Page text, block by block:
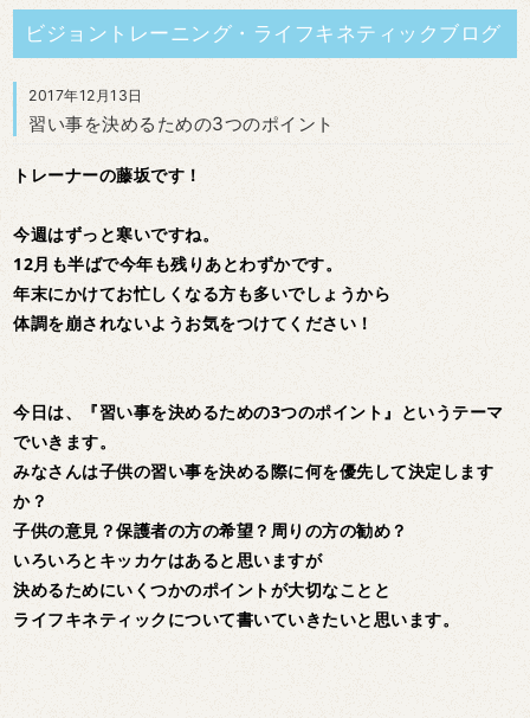
ビジョントレーニング・ライフキネティックブログ
2017年12月13日
習い事を決めるための3つのポイント
トレーナーの藤坂です！
今週はずっと寒いですね。
12月も半ばで今年も残りあとわずかです。
年末にかけてお忙しくなる方も多いでしょうから
体調を崩されないようお気をつけてください！
今日は、『習い事を決めるための3つのポイント』というテーマ
でいきます。
みなさんは子供の習い事を決める際に何を優先して決定します
か？
子供の意見？保護者の方の希望？周りの方の勧め？
いろいろとキッカケはあると思いますが
決めるためにいくつかのポイントが大切なことと
ライフキネティックについて書いていきたいと思います。